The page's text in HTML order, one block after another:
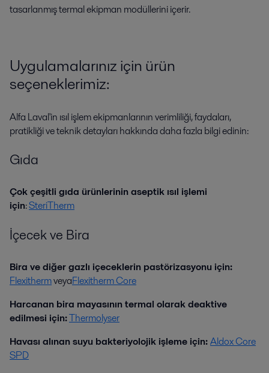
tasarlanmış termal ekipman modüllerini içerir.
Uygulamalarınız için ürün
seçeneklerimiz:
Alfa Laval'in ısıl işlem ekipmanlarının verimliliği, faydaları,
pratikliği ve teknik detayları hakkında daha fazla bilgi edinin:
Gıda
Çok çeşitli gıda ürünlerinin aseptik ısıl işlemi
için:SteriTherm
İçecek ve Bira
Bira ve diğer gazlı içeceklerin pastörizasyonu için:
FlexithermveyaFlexitherm Core
Harcanan bira mayasının termal olarak deaktive
edilmesi için:Thermolyser
Havası alınan suyu bakteriyolojik işleme için:Aldox Core
SPD